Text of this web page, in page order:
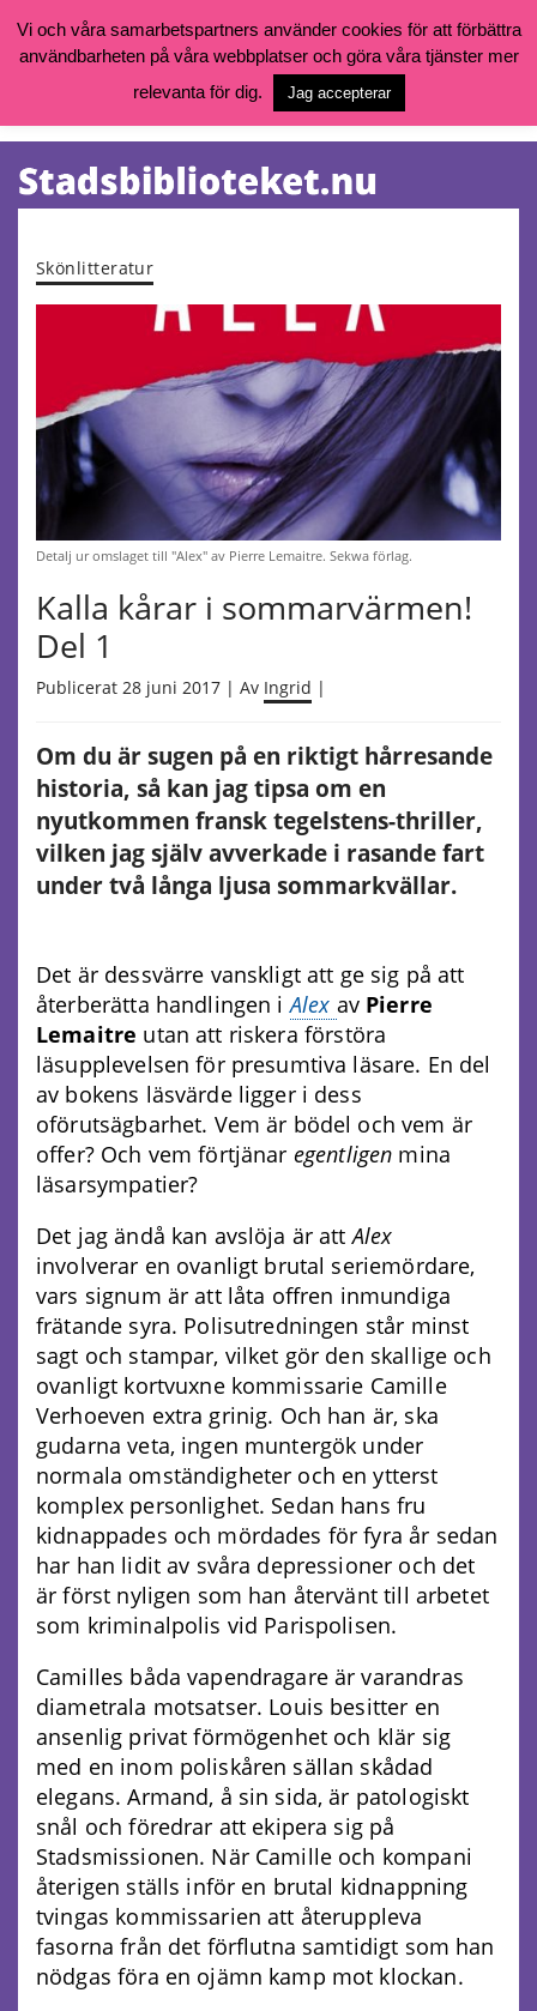
Vill du söka böcker, logga in på ditt bibliotekskonto eller nå övriga
goteborg.se/bibliotek
Öppettider, katalog och kontakt
Tjänster
Skönlitteratur
Detalj ur omslaget till "Alex" av Pierre Lemaitre. Sekwa förlag.
Kalla kårar i sommarvärmen!
Del 1
Publicerat 28 juni 2017 | Av Ingrid |
Om du är sugen på en riktigt hårresande
historia, så kan jag tipsa om en
nyutkommen fransk tegelstens-thriller,
vilken jag själv avverkade i rasande fart
under två långa ljusa sommarkvällar.
Det är dessvärre vanskligt att ge sig på att
återberätta handlingen iAlex av Pierre
Lemaitre utan att riskera förstöra
läsupplevelsen för presumtiva läsare. En del
av bokens läsvärde ligger i dess
oförutsägbarhet. Vem är bödel och vem är
offer? Och vem förtjänar egentligen mina
läsarsympatier?
Det jag ändå kan avslöja är attAlex
involverar en ovanligt brutal seriemördare,
vars signum är att låta offren inmundiga
frätande syra. Polisutredningen står minst
sagt och stampar, vilket gör den skallige och
ovanligt kortvuxne kommissarie Camille
Verhoeven extra grinig. Och han är, ska
gudarna veta, ingen muntergök under
normala omständigheter och en ytterst
komplex personlighet. Sedan hans fru
kidnappades och mördades för fyra år sedan
har han lidit av svåra depressioner och det
är först nyligen som han återvänt till arbetet
som kriminalpolis vid Parispolisen.
Camilles båda vapendragare är varandras
diametrala motsatser. Louis besitter en
ansenlig privat förmögenhet och klär sig
med en inom poliskåren sällan skådad
elegans. Armand, å sin sida, är patologiskt
snål och föredrar att ekipera sig på
Stadsmissionen. När Camille och kompani
återigen ställs inför en brutal kidnappning
tvingas kommissarien att återuppleva
fasorna från det förflutna samtidigt som han
nödgas föra en ojämn kamp mot klockan.
Vi och våra samarbetspartners använder cookies för att förbättra
användbarheten på våra webbplatser och göra våra tjänster mer
relevanta för dig.
Jag accepterar